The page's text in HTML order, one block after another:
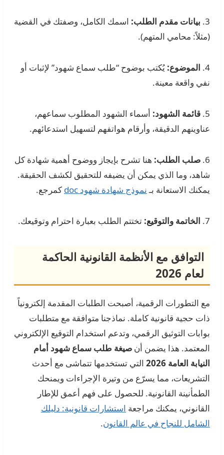
3. بيانات مقدم الطلب: اسمك الكامل، وصفتك في القضية
(مثلاً: محامي المتهم).
4. الموضوع: يُكتب بوضوح “طلب سماع شهود” لإثبات أو
نفي واقعة معينة.
5. قائمة الشهود: أسماء الشهود المطلوب سماعهم،
عناوينهم الدقيقة، وأرقام هواتفهم لتسهيل استدعائهم.
6. صلب الطلب: هنا تشرح بإيجاز ووضوح أهمية شهادة كل
شاهد، وما الذي يمكن أن يضيفه للتحقيق لكشف الحقيقة.
يمكنك الاستعانة بـنموذج شهادة شهود doc كمرجع.
7. الخاتمة والتوقيع: تختتم الطلب بعبارة احترام وتوقيعك.
التوافق مع الأنظمة القانونية الحاكمة
لعام 2026
مع التطورات الرقمية، أصبحت الطلبات المقدمة إلكترونياً
ذات حجية قانونية كاملة. نماذجنا متوافقة مع متطلبات
بوابات التوثيق الرقمي، وتدعم استخدام التوقيع الإلكتروني
المعتمد. هذا يضمن أن صيغة طلب سماع شهود أمام
النيابة العامة 2026
التي تستخدمها تتماشى مع أحدث
التشريعات، مما يسرّع من وتيرة الإجراءات ويمنحك
الطمأنينة القانونية. للحصول على فهم أعمق للإطار
القانوني، يمكنك مراجعة استشارات قانونية: دليلك
الشامل للنجاح في عالم القانون.